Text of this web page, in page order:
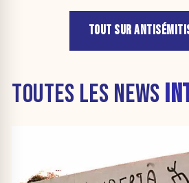
TOUT SUR
TOUTES LES NEWS